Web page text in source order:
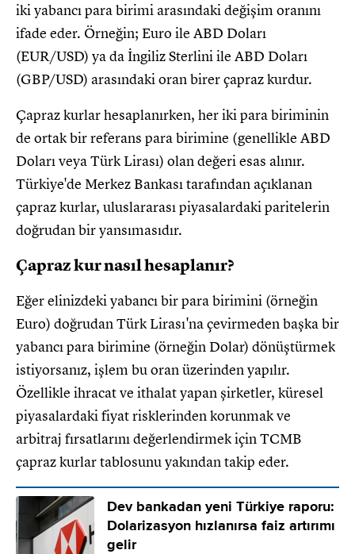
iki yabancı para birimi arasındaki değişim oranını
ifade eder. Örneğin; Euro ile ABD Doları
(EUR/USD) ya da İngiliz Sterlini ile ABD Doları
(GBP/USD) arasındaki oran birer çapraz kurdur.
Çapraz kurlar hesaplanırken, her iki para biriminin
de ortak bir referans para birimine (genellikle ABD
Doları veya Türk Lirası) olan değeri esas alınır.
Türkiye'de Merkez Bankası tarafından açıklanan
çapraz kurlar, uluslararası piyasalardaki paritelerin
doğrudan bir yansımasıdır.
Çapraz kur nasıl hesaplanır?
Eğer elinizdeki yabancı bir para birimini (örneğin
Euro) doğrudan Türk Lirası'na çevirmeden başka bir
yabancı para birimine (örneğin Dolar) dönüştürmek
istiyorsanız, işlem bu oran üzerinden yapılır.
Özellikle ihracat ve ithalat yapan şirketler, küresel
piyasalardaki fiyat risklerinden korunmak ve
arbitraj fırsatlarını değerlendirmek için TCMB
çapraz kurlar tablosunu yakından takip eder.
Dev bankadan yeni Türkiye raporu:
Dolarizasyon hızlanırsa faiz artırımı
gelir